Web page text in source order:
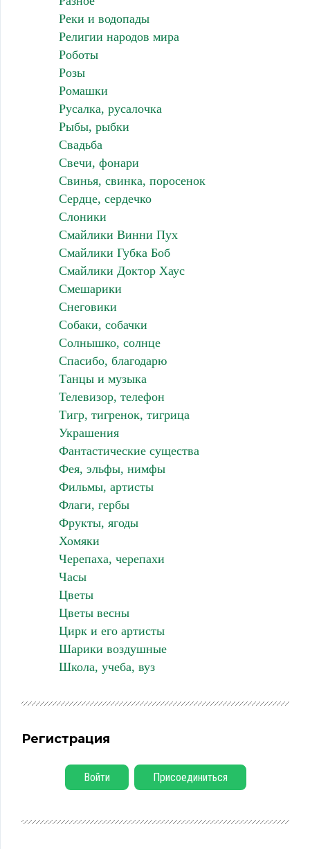
Реки и водопады
Религии народов мира
Роботы
Розы
Ромашки
Русалка, русалочка
Рыбы, рыбки
Свадьба
Свечи, фонари
Свинья, свинка, поросенок
Сердце, сердечко
Слоники
Смайлики Винни Пух
Смайлики Губка Боб
Смайлики Доктор Хаус
Смешарики
Снеговики
Собаки, собачки
Солнышко, солнце
Спасибо, благодарю
Танцы и музыка
Телевизор, телефон
Тигр, тигренок, тигрица
Украшения
Фантастические существа
Фея, эльфы, нимфы
Фильмы, артисты
Флаги, гербы
Фрукты, ягоды
Хомяки
Черепаха, черепахи
Часы
Цветы
Цветы весны
Цирк и его артисты
Шарики воздушные
Школа, учеба, вуз
Регистрация
Войти Присоединиться